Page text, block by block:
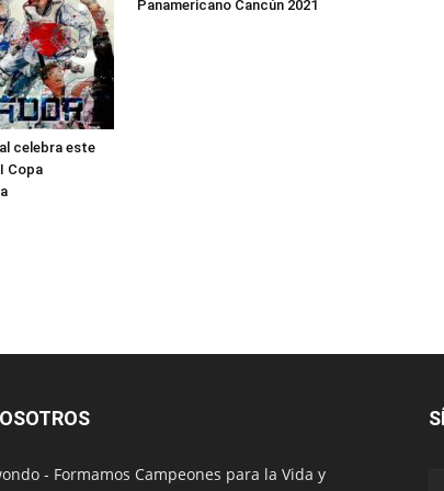
celebra este
Copa
Panamericano Cancún 2021
- Formamos Campeones para la Vida y